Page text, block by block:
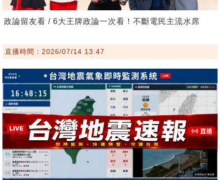
政論留友看 / 6大王牌政論一次看！不斷電民主流水席
直播時間：2026/07/14 13:47